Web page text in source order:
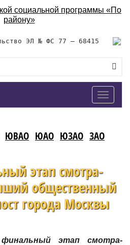
ЭЛ № ФС 77 – 68415
Toggle
ЮВАО ЮАО ЮЗАО ЗАО
этап смотра-
общественный
города Москвы
этап смотра-